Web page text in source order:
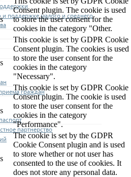
и поддержке малого и среднего
граждан
партнерство
Consent plugin. The cookie is used
to store the user consent for the
cookies in the category "Other.
This cookie is set by GDPR Cookie
Consent plugin. The cookies is used
to store the user consent for the
cookies in the category
"Necessary".
This cookie is set by GDPR Cookie
Consent plugin. The cookie is used
to store the user consent for the
cookies in the category
"Performance".
The cookie is set by the GDPR
Cookie Consent plugin and is used
to store whether or not user has
consented to the use of cookies. It
does not store any personal data.